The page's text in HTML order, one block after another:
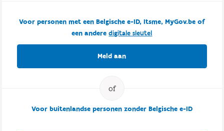
Voor personen met een Belgische e-ID, Itsme, MyGov.be of
een anderedigitale sleutel
Meld aan
Voor buitenlandse personen zonder Belgische e-ID